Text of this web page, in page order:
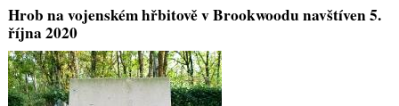
Hrob na vojenském hřbitově v Brookwoodu navštíven 5.
října 2020